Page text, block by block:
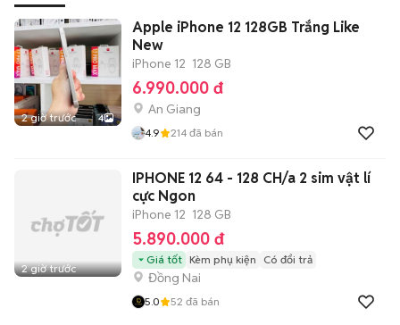
2 giờ trước 4
Apple iPhone 12 128GB Trắng Like
New
iPhone 12 128 GB
6.990.000 đ
An Giang
4.9 214 đã bán
2 giờ trước
IPHONE 12 64 - 128 CH/a 2 sim vật lí
cực Ngon
iPhone 12 128 GB
5.890.000 đ
Giá tốt Kèm phụ kiện Có đổi trả
Đồng Nai
5.0 52 đã bán